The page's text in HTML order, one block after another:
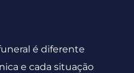
é diferente
e cada situação